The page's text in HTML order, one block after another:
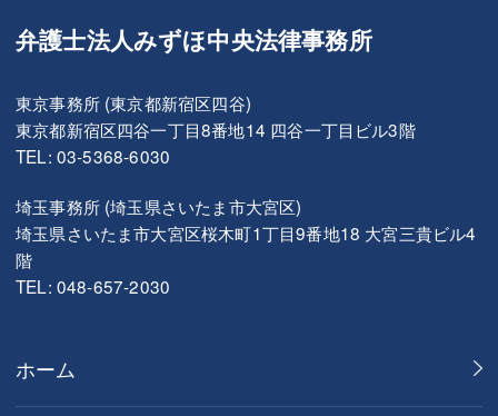
弁護士法人みずほ中央法律事務所
東京事務所 (東京都新宿区四谷)
東京都新宿区四谷一丁目8番地14 四谷一丁目ビル3階
TEL: 03-5368-6030
埼玉事務所 (埼玉県さいたま市大宮区)
埼玉県さいたま市大宮区桜木町1丁目9番地18 大宮三貴ビル4
階
TEL: 048-657-2030
ホーム